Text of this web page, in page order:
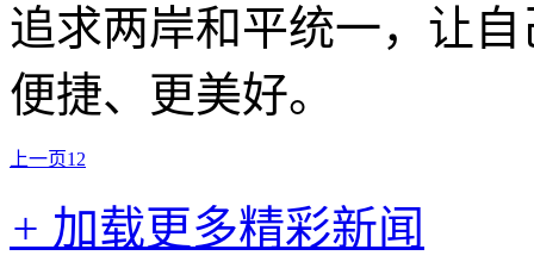
追求两岸和平统一，让
便捷、更美好。
上一页1 2
+ 加载更多精彩新闻